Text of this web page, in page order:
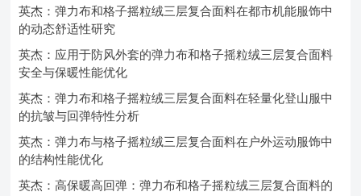
英杰：弹力布和格子摇粒绒三层复合面料在都市机能服饰中
的动态舒适性研究
英杰：应用于防风外套的弹力布和格子摇粒绒三层复合面料
安全与保暖性能优化
英杰：弹力布和格子摇粒绒三层复合面料在轻量化登山服中
的抗皱与回弹特性分析
英杰：弹力布与格子摇粒绒三层复合面料在户外运动服饰中
的结构性能优化
英杰：高保暖高回弹：弹力布和格子摇粒绒三层复合面料的